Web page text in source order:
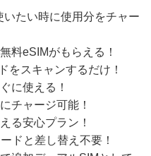
たい時に使用分をチャー
料eSIMがもらえる！
をスキャンするだけ！
に使える！
チャージ可能！
る安心プラン！
ドと差し替え不要！